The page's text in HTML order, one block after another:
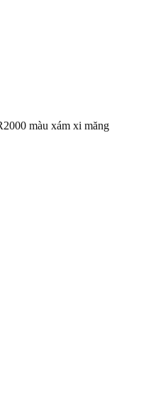
màu xám xi măng